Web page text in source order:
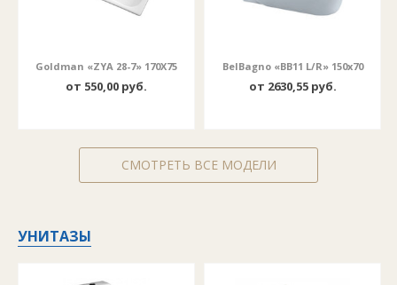
Goldman «ZYA 28-7» 170X75
от 550,00 руб.
BelBagno «BB11 L/R» 150x70
от 2630,55 руб.
СМОТРЕТЬ ВСЕ МОДЕЛИ
УНИТАЗЫ